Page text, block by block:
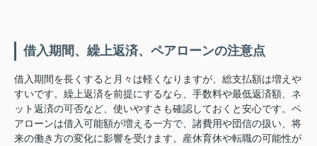
借入期間、繰上返済、ペアローンの注意点
借入期間を長くすると月々は軽くなりますが、総支払額は増えや
すいです。繰上返済を前提にするなら、手数料や最低返済額、ネ
ット返済の可否など、使いやすさも確認しておくと安心です。ペ
アローンは借入可能額が増える一方で、諸費用や団信の扱い、将
来の働き方の変化に影響を受けます。産休育休や転職の可能性が